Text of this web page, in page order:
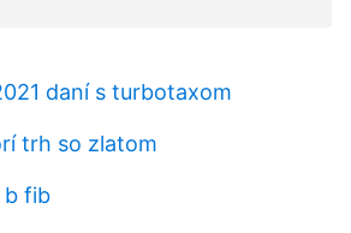
daní s turbotaxom
trh so zlatom
b fib